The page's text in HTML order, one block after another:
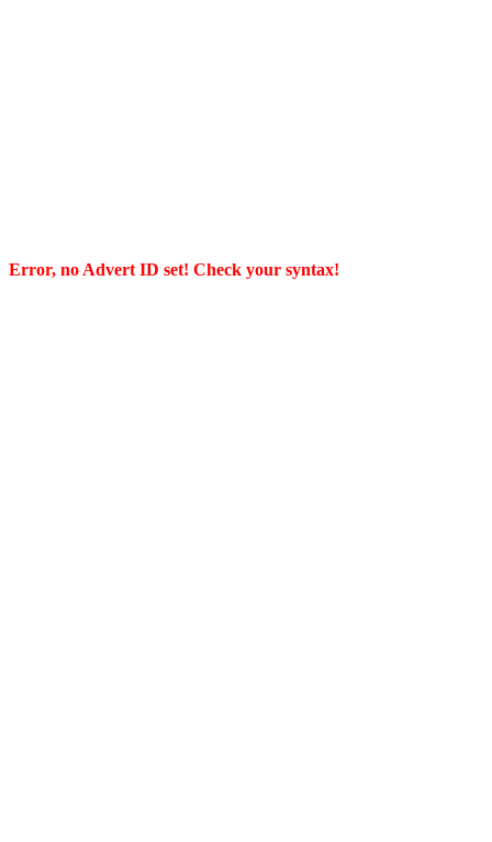
Error, no Advert ID set! Check your syntax!